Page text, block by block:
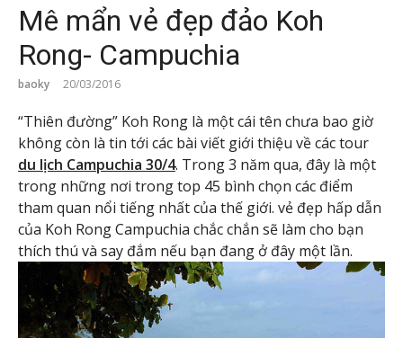
Mê mẩn vẻ đẹp đảo Koh
Rong- Campuchia
baoky 20/03/2016
“Thiên đường” Koh Rong là một cái tên chưa bao giờ
không còn là tin tới các bài viết giới thiệu về các tour
du lịch Campuchia 30/4. Trong 3 năm qua, đây là một
trong những nơi trong top 45 bình chọn các điểm
tham quan nổi tiếng nhất của thế giới. vẻ đẹp hấp dẫn
của Koh Rong Campuchia chắc chắn sẽ làm cho bạn
thích thú và say đắm nếu bạn đang ở đây một lần.